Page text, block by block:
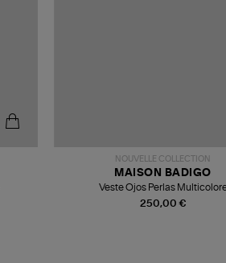
NOUVELLE COLLECTION
250,00 €
MAISON BADIGO
Veste Ojos Perlas